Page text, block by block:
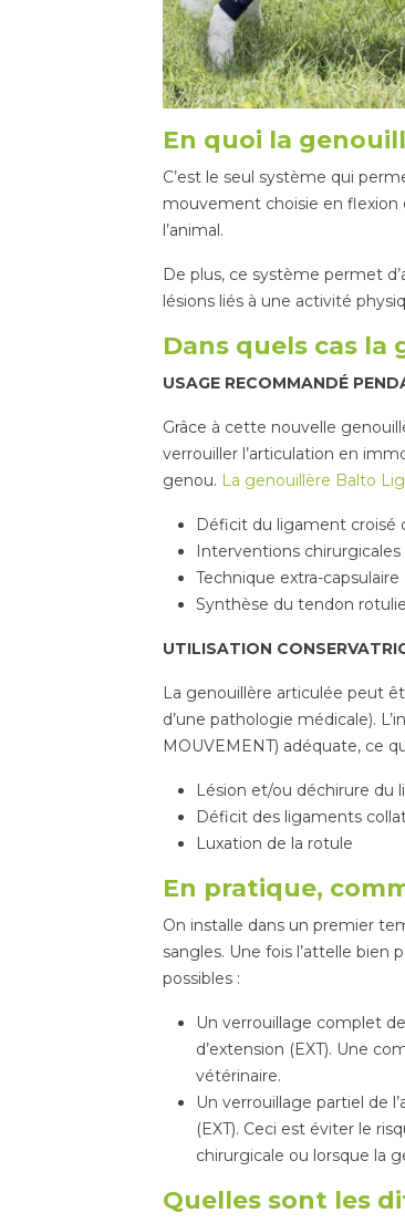
En quoi la
C’est le seul système qui
mouvement choisie en flexion
l’animal.
De plus, ce système permet
lésions liés à une activité
Dans quels cas
USAGE RECOMMANDÉ
Grâce à cette nouvelle
verrouiller l’articulation en
genou. La genouillère Balto
Déficit du ligament croisé
Interventions
Technique extra-capsulaire
Synthèse du tendon
UTILISATION
La genouillère articulée peut
d’une pathologie médicale).
MOUVEMENT) adéquate, ce
Lésion et/ou déchirure du
Déficit des ligaments
Luxation de la rotule
En pratique,
On installe dans un premier
sangles. Une fois l’attelle
possibles :
Un verrouillage complet
d’extension (EXT). Une
vétérinaire.
Un verrouillage partiel de
(EXT). Ceci est éviter le
chirurgicale ou lorsque la
Quelles sont les